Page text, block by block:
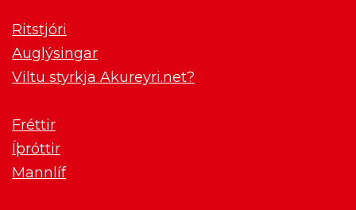
Ritstjóri
Auglýsingar
Viltu styrkja Akureyri.net?
Fréttir
Íþróttir
Mannlíf